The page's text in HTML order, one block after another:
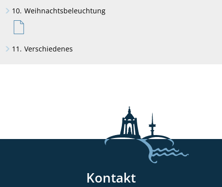
10. Weihnachtsbeleuchtung
11. Verschiedenes
Kontakt